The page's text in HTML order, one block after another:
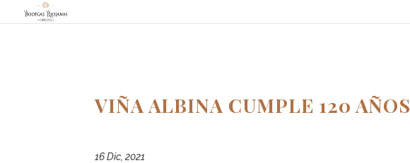
VIÑA ALBINA CUMPLE 120 AÑOS
16 Dic, 2021